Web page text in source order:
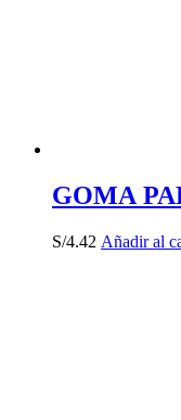
S/4.42 Añadir al